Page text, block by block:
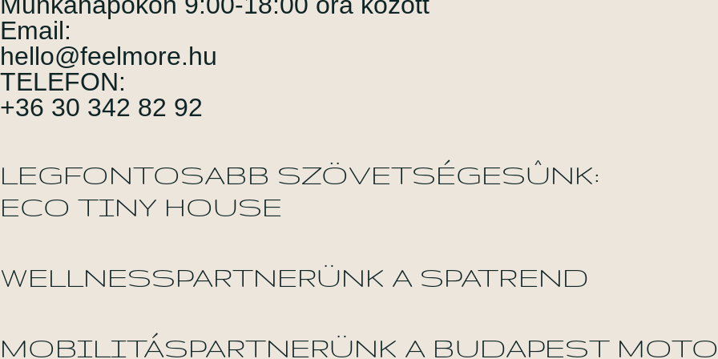
Email:
hello@feelmore.hu
TELEFON:
+36 30 342 82 92
LEGFONTOSABB SZÖVETSÉGESÛNK:
ECO TINY HOUSE
WELLNESSPARTNERÜNK A SPATREND
MOBILITÁSPARTNERÜNK A BUDAPEST